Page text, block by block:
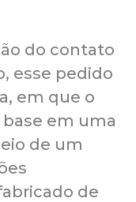
do contato
esse pedido
em que o
em uma
de um
de